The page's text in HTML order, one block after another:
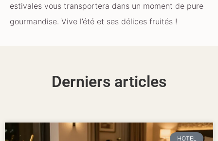
estivales vous transportera dans un moment de pure
gourmandise. Vive l’été et ses délices fruités !
Derniers articles
HOTEL